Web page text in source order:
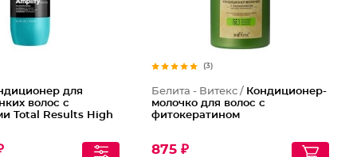
для
волос с
Total Results High
(3)
Белита - Витекс / Кондиционер-
молочко для волос с
фитокератином
875 ₽